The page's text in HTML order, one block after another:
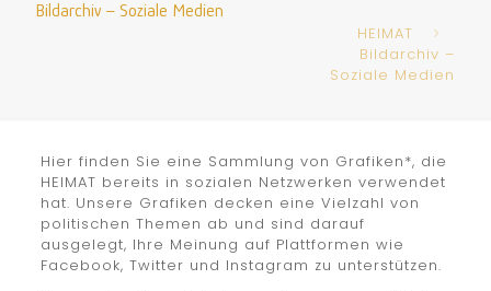
Bildarchiv – Soziale Medien
HEIMAT
Bildarchiv –
Soziale Medien
Hier finden Sie eine Sammlung von Grafiken*, die
HEIMAT bereits in sozialen Netzwerken verwendet
hat. Unsere Grafiken decken eine Vielzahl von
politischen Themen ab und sind darauf
ausgelegt, Ihre Meinung auf Plattformen wie
Facebook, Twitter und Instagram zu unterstützen.